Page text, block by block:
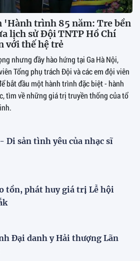
'Hành trình 85 năm: Tre bền
lịch sử Đội TNTP Hồ Chí
với thế hệ trẻ
nhưng đầy hào hứng tại Ga Hà Nội,
Tổng phụ trách Đội và các em đội viên
bắt đầu một hành trình đặc biệt - hành
tìm về những giá trị truyền thống của tổ
Di sản tình yêu của nhạc sĩ
tồn, phát huy giá trị Lễ hội
Đại danh y Hải thượng Lãn